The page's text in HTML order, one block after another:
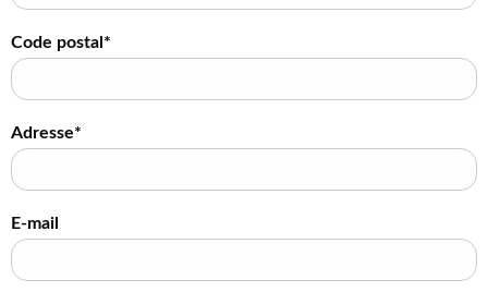
Code postal*
Adresse*
E-mail